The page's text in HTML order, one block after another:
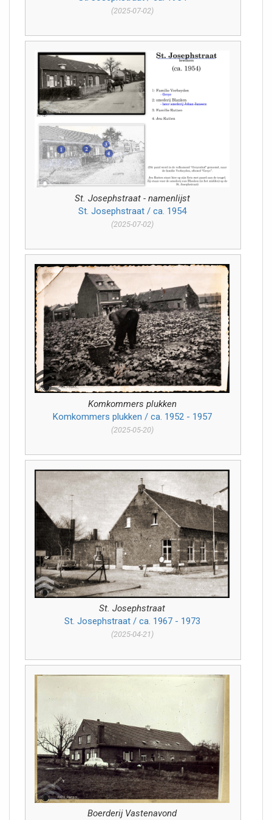
(2025-07-02)
St. Josephstraat - namenlijst
St. Josephstraat / ca. 1954
(2025-07-02)
Komkommers plukken
Komkommers plukken / ca. 1952 - 1957
(2025-05-20)
St. Josephstraat
St. Josephstraat / ca. 1967 - 1973
(2025-04-21)
Boerderij Vastenavond